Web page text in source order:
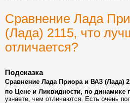
Сравнение Лада
(Лада) 2115, что
отличается?
Подсказка
Сравнение Лада Приора и ВАЗ (Лада)
по Цене и Ликвидности, по динамике
узнаете, чем отличаются. Есть очень